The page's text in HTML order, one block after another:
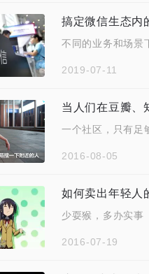
搞定微信生态内
不同的业务和场景
2019-07-11
当人们在豆瓣
一个社区，只有足
2016-08-05
如何卖出年轻人
少耍猴，多办实事
2016-07-19